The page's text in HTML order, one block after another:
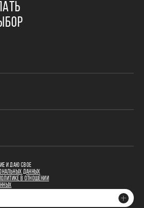
И ДАЮ СВОЕ
ДАННЫХ
ПОЛИТИКЕ В ОТНОШЕНИИ